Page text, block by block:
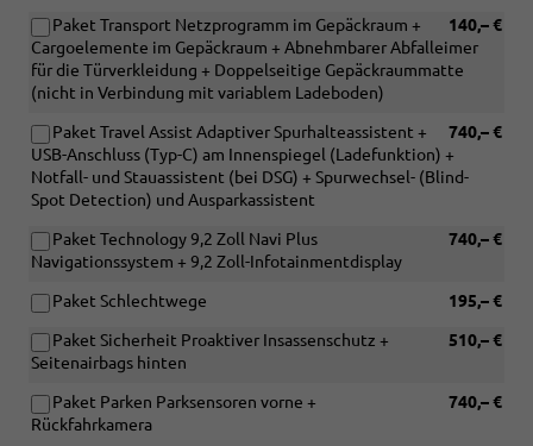
140,– €
Paket Transport Netzprogramm im Gepäckraum +
Cargoelemente im Gepäckraum + Abnehmbarer Abfalleimer
für die Türverkleidung + Doppelseitige Gepäckraummatte
(nicht in Verbindung mit variablem Ladeboden)
740,– €
Paket Travel Assist Adaptiver Spurhalteassistent +
USB-Anschluss (Typ-C) am Innenspiegel (Ladefunktion) +
Notfall- und Stauassistent (bei DSG) + Spurwechsel- (Blind-
Spot Detection) und Ausparkassistent
740,– €
Paket Technology 9,2 Zoll Navi Plus
Navigationssystem + 9,2 Zoll-Infotainmentdisplay
195,– €
Paket Schlechtwege
510,– €
Paket Sicherheit Proaktiver Insassenschutz +
Seitenairbags hinten
740,– €
Paket Parken Parksensoren vorne +
Rückfahrkamera